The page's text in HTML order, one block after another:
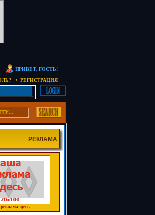
ПРИВЕТ, ГОСТЬ!
• РЕГИСТРАЦИЯ
РЕКЛАМА
здесь